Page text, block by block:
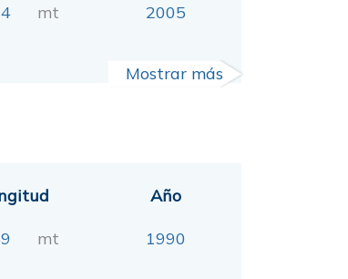
mt 2005
Mostrar más
mt
Año
1990